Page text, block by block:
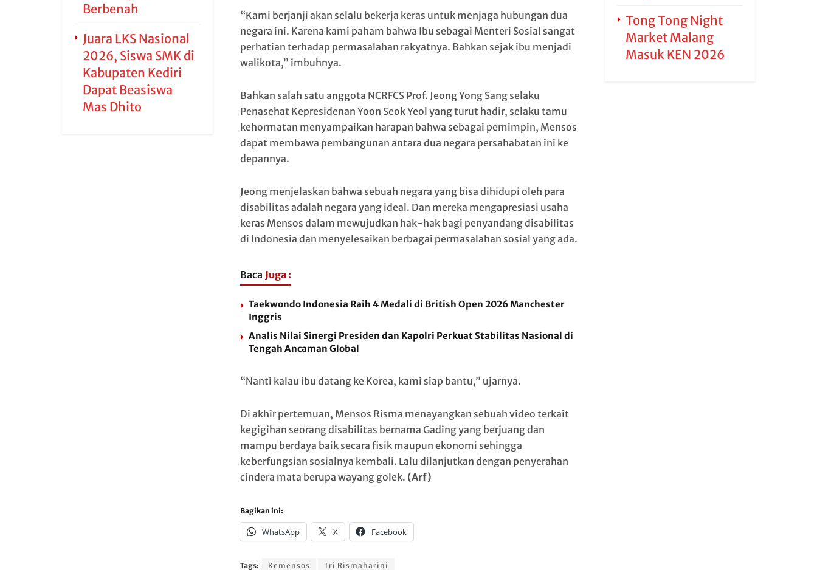
“Kami berjanji akan selalu bekerja keras untuk menjaga hubungan dua
negara ini. Karena kami paham bahwa Ibu sebagai Menteri Sosial sangat
perhatian terhadap permasalahan rakyatnya. Bahkan sejak ibu menjadi
walikota,” imbuhnya.
Bahkan salah satu anggota NCRFCS Prof. Jeong Yong Sang selaku
Penasehat Kepresidenan Yoon Seok Yeol yang turut hadir, selaku tamu
kehormatan menyampaikan harapan bahwa sebagai pemimpin, Mensos
dapat membawa pembangunan antara dua negara persahabatan ini ke
depannya.
Jeong menjelaskan bahwa sebuah negara yang bisa dihidupi oleh para
disabilitas adalah negara yang ideal. Dan mereka mengapresiasi usaha
keras Mensos dalam mewujudkan hak-hak bagi penyandang disabilitas
di Indonesia dan menyelesaikan berbagai permasalahan sosial yang ada.
Baca Juga :
Taekwondo Indonesia Raih 4 Medali di British Open 2026 Manchester
Inggris
Analis Nilai Sinergi Presiden dan Kapolri Perkuat Stabilitas Nasional di
Tengah Ancaman Global
“Nanti kalau ibu datang ke Korea, kami siap bantu,” ujarnya.
Di akhir pertemuan, Mensos Risma menayangkan sebuah video terkait
kegigihan seorang disabilitas bernama Gading yang berjuang dan
mampu berdaya baik secara fisik maupun ekonomi sehingga
keberfungsian sosialnya kembali. Lalu dilanjutkan dengan penyerahan
cindera mata berupa wayang golek. (Arf)
Bagikan ini:
WhatsApp X Facebook
Tags: Kemensos Tri Rismaharini
Berbenah
Juara LKS Nasional
2026, Siswa SMK di
Kabupaten Kediri
Dapat Beasiswa
Mas Dhito
Tong Tong Night
Market Malang
Masuk KEN 2026